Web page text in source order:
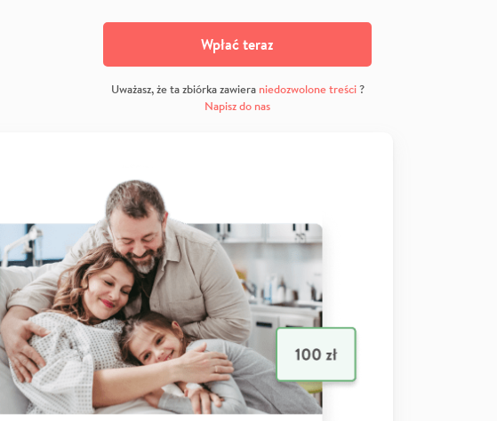
Wpłać teraz
Uważasz, że ta zbiórka zawiera niedozwolone treści?
Napisz do nas